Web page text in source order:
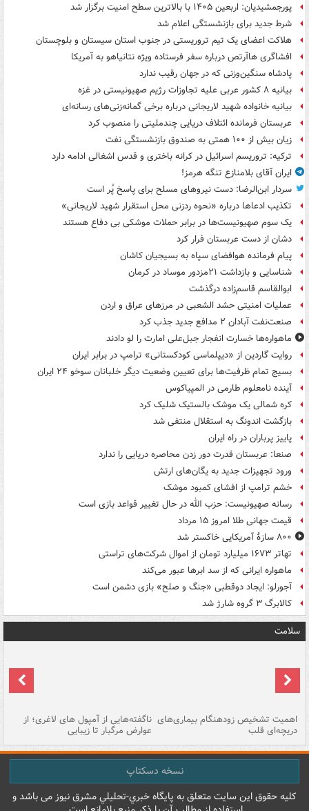
پورجمشیدیان: اربعین ۱۴۰۵ با بالاترین سطح امنیت برگزار شد
شرط جدید برای بازنشستگی اعلام شد
هلاکت اعضای یک تیم تروریستی در جنوب استان سیستان و بلوچستان
افشاگری هاآرتص درباره سفر فرستاده ویژه نتانیاهو به آمریکا
پادشاه سنگین‌وزنی که در جهان رقیب ندارد
بیانیه ۸ کشور عربی علیه تجاوزات رژیم صهیونیستی در غزه
بیانیه خانواده شهید لاریجانی درباره برخی گمانه‌زنی‌های رسانه‌ای
عربستان فرمانده ائتلاف دریایی چندملیتی را منصوب کرد
زیان بیش از ۱۰۰ همتی به صندوق‌ بازنشستگی نفت
ترکیه: تروریسم اسرائیل در کرانه باختری و قدس اشغالی ادامه دارد
ایران آقای بلامنازع تنگه هرمز!
سردار ابن‌الرضا: دست نیروهای مسلح برای پاسخ پُر است
تکذیب ادعاها درباره «نحوه ردزنی محل استقرار شهید لاریجانی»
یک‌ سوم صهیونیست‌ها در برابر حملات موشکی بی دفاع هستند
دشان از دست عربستان فرار کرد
پیام فرمانده هوافضای سپاه به بسیجیان کاشان
شناسایی و بازداشت ۲۱مزدور موساد در کرمان
ابوالقاسم قاسم‌زاده درگذشت
عملیات امنیتی حشد الشعبی در مرزهای عراق و اردن
صنعت‌نفت آبادان ۲ مدافع جدید جذب کرد
ماهواره‌ها خسارت انفجار جبل‌علی امارت را لو دادند
روایت گاردین از «دیپلماسی کودکستانی» ترامپ در برابر ایران
بسیج تمام ظرفیت‌ها برای تعیین وضعیت دیگر خلبانان سوخو ۲۴ ایران
آینده نامعلوم طارمی در المپیاکوس
کره شمالی یک موشک بالستیک شلیک کرد
بازگشت اندونگ به استقلال منتفی شد
پاییز پرباران در راه ایران
صنعا: عربستان قدرت دور زدن محاصره دریایی را ندارد
ورود تجهیزات جدید به یگان‌های ارتش
خشم ترامپ از افشای کمبود موشک
رسانه صهیونیست: حزب الله در حال تغییر قواعد بازی است
قیمت جهانی طلا امروز ۱۵ مرداد
۸۰۰ سازۀ آمریکایی خاکستر شد
تهاتر ۱۶۷۳ میلیارد تومان از اموال شرکت‌های تراستی
ماهواره ایرانی که از سد ابرها عبور می‌کند
آجورلو: ایجاد دوقطبی «جنگ و صلح‌» بازی دشمن است
کالابرگ ۳ گروه شارژ شد
سلامت
اهمیت تشخیص زودهنگام بیماری‌های
دریچه‌ای قلب
ناگفته‌هایی از آمپول های لاغری؛ از
عوارض مرگبار تا زیبایی
نسخه دسکتاپ
کليه حقوق اين سايت متعلق به پایگاه خبري-تحليلي مشرق نيوز می باشد و